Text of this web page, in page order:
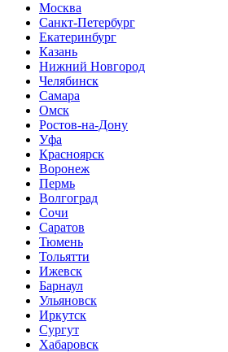
Москва
Санкт-Петербург
Екатеринбург
Казань
Нижний Новгород
Челябинск
Самара
Омск
Ростов-на-Дону
Уфа
Красноярск
Воронеж
Пермь
Волгоград
Сочи
Саратов
Тюмень
Тольятти
Ижевск
Барнаул
Ульяновск
Иркутск
Сургут
Хабаровск